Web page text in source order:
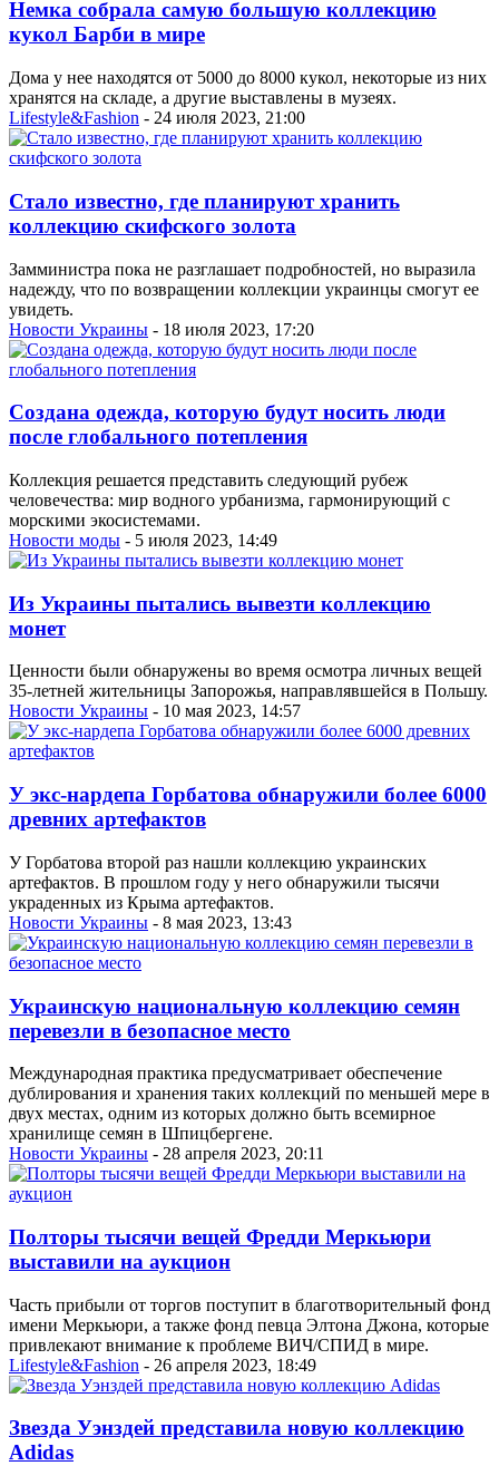
Немка собрала самую большую коллекцию
кукол Барби в мире
Дома у нее находятся от 5000 до 8000 кукол, некоторые из них
хранятся на складе, а другие выставлены в музеях.
Lifestyle&Fashion - 24 июля 2023, 21:00
Стало известно, где планируют хранить
коллекцию скифского золота
Замминистра пока не разглашает подробностей, но выразила
надежду, что по возвращении коллекции украинцы смогут ее
увидеть.
Новости Украины - 18 июля 2023, 17:20
Создана одежда, которую будут носить люди
после глобального потепления
Коллекция решается представить следующий рубеж
человечества: мир водного урбанизма, гармонирующий с
морскими экосистемами.
Новости моды - 5 июля 2023, 14:49
Из Украины пытались вывезти коллекцию
монет
Ценности были обнаружены во время осмотра личных вещей
35-летней жительницы Запорожья, направлявшейся в Польшу.
Новости Украины - 10 мая 2023, 14:57
У экс-нардепа Горбатова обнаружили более 6000
древних артефактов
У Горбатова второй раз нашли коллекцию украинских
артефактов. В прошлом году у него обнаружили тысячи
украденных из Крыма артефактов.
Новости Украины - 8 мая 2023, 13:43
Украинскую национальную коллекцию семян
перевезли в безопасное место
Международная практика предусматривает обеспечение
дублирования и хранения таких коллекций по меньшей мере в
двух местах, одним из которых должно быть всемирное
хранилище семян в Шпицбергене.
Новости Украины - 28 апреля 2023, 20:11
Полторы тысячи вещей Фредди Меркьюри
выставили на аукцион
Часть прибыли от торгов поступит в благотворительный фонд
имени Меркьюри, а также фонд певца Элтона Джона, которые
привлекают внимание к проблеме ВИЧ/СПИД в мире.
Lifestyle&Fashion - 26 апреля 2023, 18:49
Звезда Уэнздей представила новую коллекцию
Аdidas